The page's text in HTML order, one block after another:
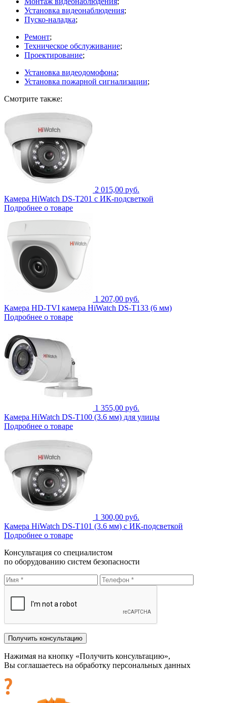
Установка видеонаблюдения;
Пуско-наладка;
Ремонт;
Техническое обслуживание;
Проектирование;
Установка видеодомофона;
Установка пожарной сигнализации;
Смотрите также:
2 015,00 руб.
Камера HiWatch DS-T201 с ИК-подсветкой
Подробнее о товаре
1 207,00 руб.
Камера HD-TVI камера HiWatch DS-T133 (6 мм)
Подробнее о товаре
1 355,00 руб.
Камера HiWatch DS-T100 (3.6 мм) для улицы
Подробнее о товаре
1 300,00 руб.
Камера HiWatch DS-T101 (3.6 мм) с ИК-подсветкой
Подробнее о товаре
Консультация со специалистом
по оборудованию систем безопасности
Нажимая на кнопку «Получить консультацию»,
Вы соглашаетесь на обработку персональных данных